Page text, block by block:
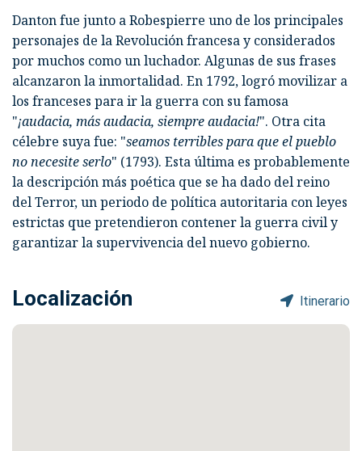
Danton fue junto a Robespierre uno de los principales
personajes de la Revolución francesa y considerados
por muchos como un luchador. Algunas de sus frases
alcanzaron la inmortalidad. En 1792, logró movilizar a
los franceses para ir la guerra con su famosa
"¡audacia, más audacia, siempre audacia!". Otra cita
célebre suya fue: "seamos terribles para que el pueblo
no necesite serlo" (1793). Esta última es probablemente
la descripción más poética que se ha dado del reino
del Terror, un periodo de política autoritaria con leyes
estrictas que pretendieron contener la guerra civil y
garantizar la supervivencia del nuevo gobierno.
Localización Itinerario